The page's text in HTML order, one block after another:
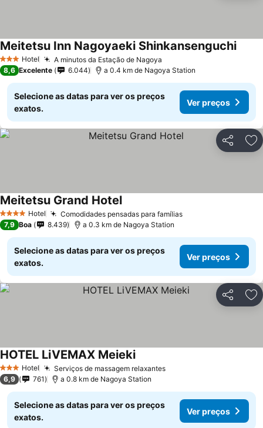
3 EstrelasHotel A minutos da Estação de Nagoya
Meitetsu Inn Nagoyaeki Shinkansenguchi
8,6 Excelente 6.044 a 0.4 km de Nagoya Station
Selecione as datas para ver os preços
exatos.
Ver preços
Partilhar
4 EstrelasHotel Comodidades pensadas para famílias
Meitetsu Grand Hotel
7,9 Boa 8.439 a 0.3 km de Nagoya Station
Selecione as datas para ver os preços
exatos.
Ver preços
Partilhar
3 EstrelasHotel Serviços de massagem relaxantes
HOTEL LiVEMAX Meieki
6,9 761 a 0.8 km de Nagoya Station
Selecione as datas para ver os preços
exatos.
Ver preços